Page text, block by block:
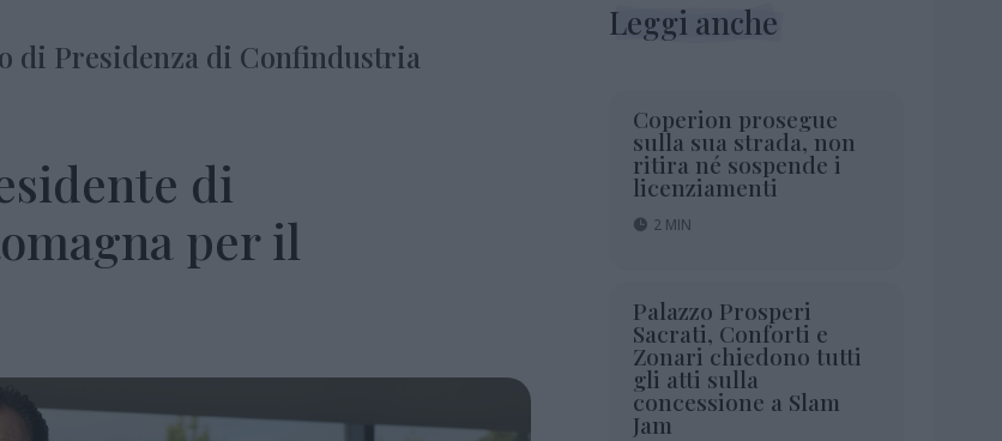
di Presidenza di Confindustria
di
per il
Leggi anche
Coperion prosegue
sulla sua strada, non
ritira né sospende i
licenziamenti
2 MIN
Palazzo Prosperi
Sacrati, Conforti e
Zonari chiedono tutti
gli atti sulla
concessione a Slam
Jam